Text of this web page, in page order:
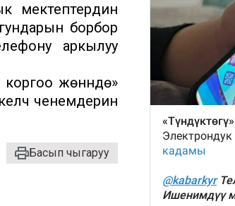
мектептердин
борбор
аркылуу
жөнүндө»
ченемдерин
Басып чыгаруу